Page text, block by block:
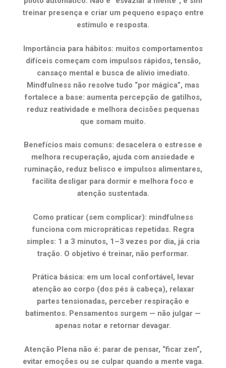
treinar presença e criar um pequeno espaço entre
estímulo e resposta.
Importância para hábitos: muitos comportamentos
difíceis começam com impulsos rápidos, tensão,
cansaço mental e busca de alívio imediato.
Mindfulness não resolve tudo “por mágica”, mas
fortalece a base: aumenta percepção de gatilhos,
reduz reatividade e melhora decisões pequenas
que somam muito.
Benefícios mais comuns: desacelera o estresse e
melhora recuperação, ajuda com ansiedade e
ruminação, reduz belisco e impulsos alimentares,
facilita desligar para dormir e melhora foco e
atenção sustentada.
Como praticar (sem complicar): mindfulness
funciona com micropráticas repetidas. Regra
simples: 1 a 3 minutos, 1–3 vezes por dia, já cria
tração. O objetivo é treinar, não performar.
Prática básica: em um local confortável, levar
atenção ao corpo (dos pés à cabeça), relaxar
partes tensionadas, perceber respiração e
batimentos. Pensamentos surgem — não julgar —
apenas notar e retornar devagar.
Atenção Plena não é: parar de pensar, “ficar zen”,
evitar emoções ou se culpar quando a mente vaga.